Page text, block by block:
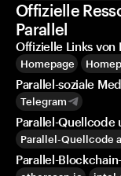
Offizielle
Parallel
Offizielle Links von
Homepage
Parallel-soziale
Telegram
Parallel-Quellcode
Parallel-Quellcode
Parallel-